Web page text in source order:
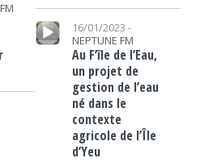
Lecteur audio
16/01/2023 -
NEPTUNE FM
Au F’île de l’Eau,
un projet de
gestion de l’eau
né dans le
contexte
agricole de l’Île
d’Yeu